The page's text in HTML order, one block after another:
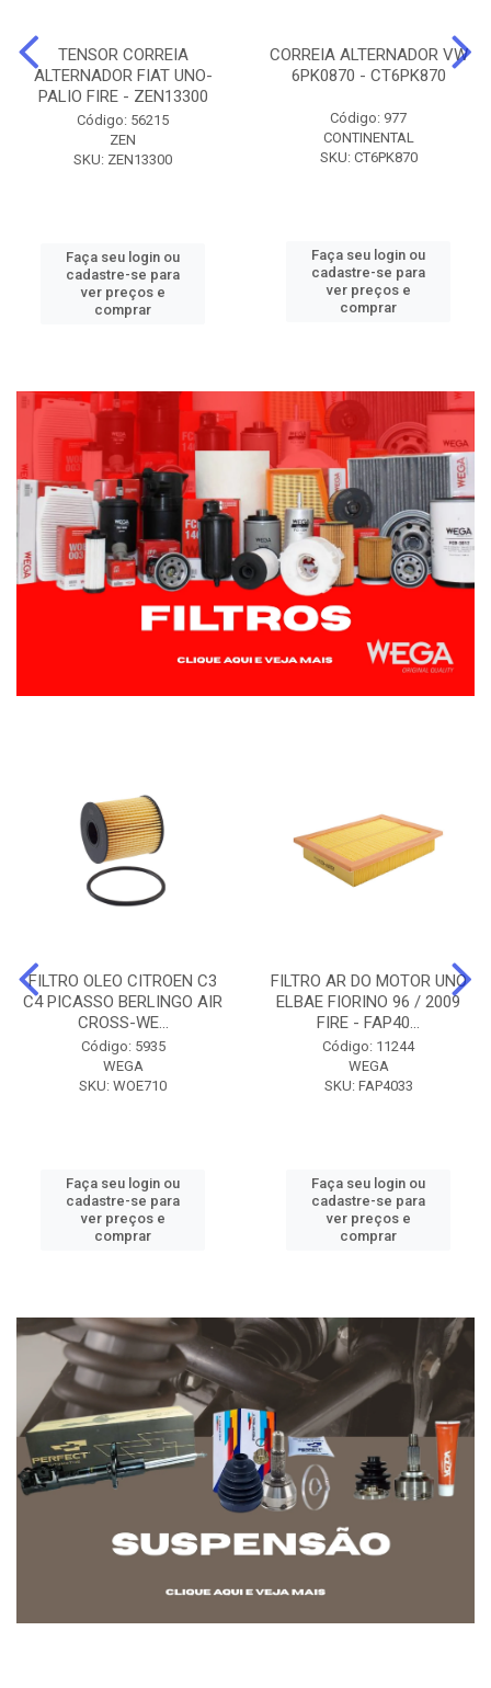
TENSOR CORREIA
ALTERNADOR FIAT UNO-
PALIO FIRE - ZEN13300
Código: 56215
ZEN
SKU: ZEN13300
Faça seu login ou
cadastre-se para
ver preços e
comprar
CORREIA ALTERNADOR VW
6PK0870 - CT6PK870
Código: 977
CONTINENTAL
SKU: CT6PK870
Faça seu login ou
cadastre-se para
ver preços e
comprar
FILTRO OLEO CITROEN C3
C4 PICASSO BERLINGO AIR
CROSS-WE...
Código: 5935
WEGA
SKU: WOE710
Faça seu login ou
cadastre-se para
ver preços e
comprar
FILTRO AR DO MOTOR UNO
ELBAE FIORINO 96 / 2009
FIRE - FAP40...
Código: 11244
WEGA
SKU: FAP4033
Faça seu login ou
cadastre-se para
ver preços e
comprar